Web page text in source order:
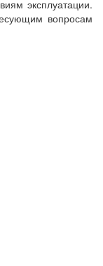
эксплуатации.
вопросам